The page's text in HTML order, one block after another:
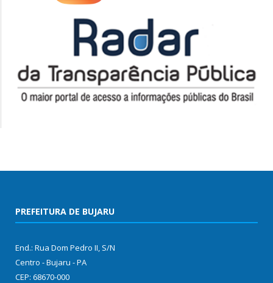
PREFEITURA DE BUJARU
End.: Rua Dom Pedro II, S/N
Centro - Bujaru - PA
CEP: 68670-000